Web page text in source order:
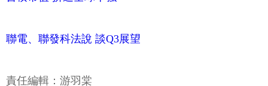
聯電、聯發科法說 談Q3展望
責任編輯：游羽棠